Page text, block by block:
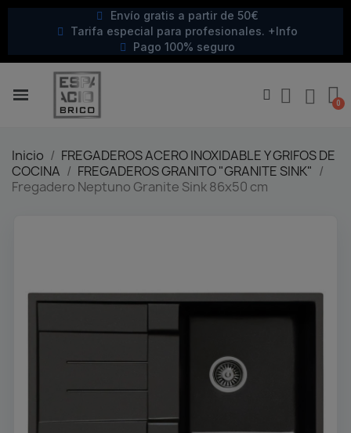
Envío gratis a partir de 50€
Tarifa especial para profesionales. +Info
Pago 100% seguro
Inicio
FREGADEROS ACERO INOXIDABLE Y GRIFOS DE
COCINA
FREGADEROS GRANITO "GRANITE SINK"
Fregadero Neptuno Granite Sink 86x50 cm